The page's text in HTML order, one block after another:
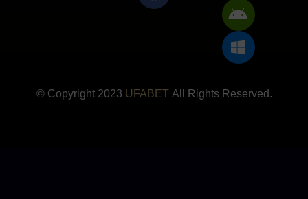
© Copyright 2023 UFABETAll Rights Reserved.